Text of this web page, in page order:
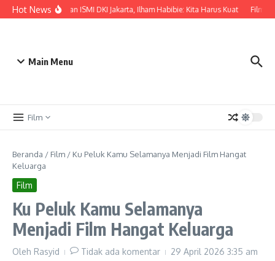
Lewati ke konten
Hot NewsPelantikan ISMI DKI Jakarta, Ilham Habibie: Kita Harus Kuat Film
Main Menu
Film
Beranda / Film / Ku Peluk Kamu Selamanya Menjadi Film Hangat
Keluarga
Film
Ku Peluk Kamu Selamanya
Menjadi Film Hangat Keluarga
Oleh Rasyid Tidak ada komentar 29 April 2026 3:35 am